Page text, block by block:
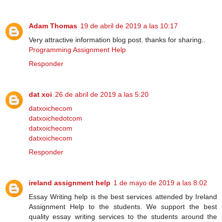
Adam Thomas 19 de abril de 2019 a las 10:17
Very attractive information blog post. thanks for sharing..
Programming Assignment Help
Responder
dat xoi 26 de abril de 2019 a las 5:20
datxoichecom
datxoichedotcom
datxoichecom
datxoichecom
Responder
ireland assignment help 1 de mayo de 2019 a las 8:02
Essay Writing help is the best services attended by Ireland
Assignment Help to the students. We support the best
quality essay writing services to the students around the